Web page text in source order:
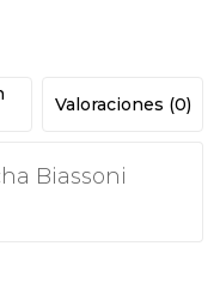
Valoraciones (0)
Biassoni